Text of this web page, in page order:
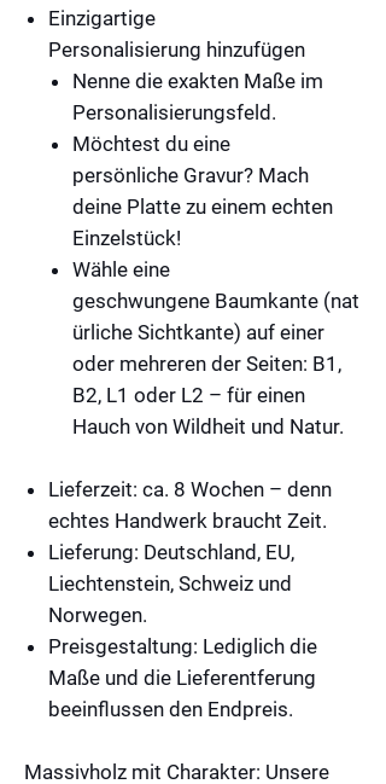
Einzigartige
Personalisierung hinzufügen
Nenne die exakten Maße im
Personalisierungsfeld.
Möchtest du eine
persönliche Gravur? Mach
deine Platte zu einem echten
Einzelstück!
Wähle eine
geschwungene Baumkante (nat
ürliche Sichtkante) auf einer
oder mehreren der Seiten: B1,
B2, L1 oder L2 – für einen
Hauch von Wildheit und Natur.
Lieferzeit: ca. 8 Wochen – denn
echtes Handwerk braucht Zeit.
Lieferung: Deutschland, EU,
Liechtenstein, Schweiz und
Norwegen.
Preisgestaltung: Lediglich die
Maße und die Lieferentferung
beeinflussen den Endpreis.
Massivholz mit Charakter: Unsere